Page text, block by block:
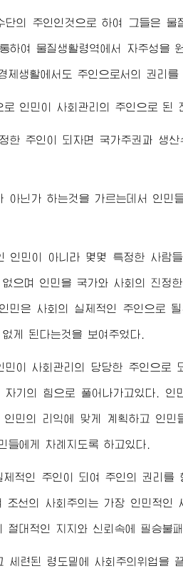
단의 주인인것으로 하여 그들은
하여 물질생활령역에서 자주성을
제생활에서도 주인으로서의 권리
로 인민이 사회관리의 주인으로 된
한 주인이 되자면 국가주권과 생
아닌가 하는것을 가르는데서 인
인민이 아니라 몇몇 특정한 사람
으며 인민을 국가와 사회의 진정
민은 사회의 실제적인 주인으로
게 된다는것을 보여주었다.
민이 사회관리의 당당한 주인으
기의 힘으로 풀어나가고있다. 인
민의 리익에 맞게 계획하고 인
들에게 차례지도록 하고있다.
제적인 주인이 되여 주인의 권리
조선의 사회주의는 가장 인민적인
절대적인 지지와 신뢰속에 필승불패
세련된 령도밑에 사회주의위업을